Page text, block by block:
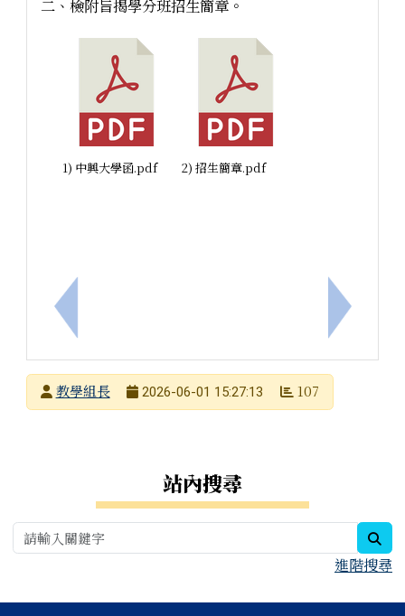
上一筆：國立中興大學辦理115學年度中等類科「學
二、檢附旨揭學分班招生簡章。
1) 中興大學函.pdf 2) 招生簡章.pdf
下一筆：
發布者教學組長
2026-06-01 15:27:13 107
站內搜尋
進階搜尋